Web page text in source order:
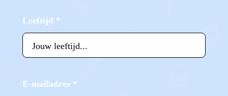
Leeftijd *
E-mailadres *